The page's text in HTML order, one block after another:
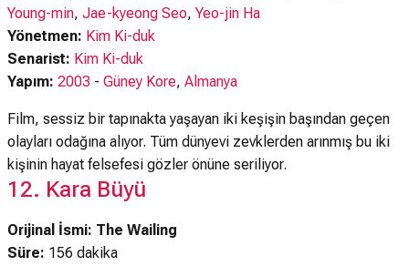
Young-min, Jae-kyeong Seo, Yeo-jin Ha
Yönetmen: Kim Ki-duk
Senarist: Kim Ki-duk
Yapım: 2003 - Güney Kore, Almanya
Film, sessiz bir tapınakta yaşayan iki keşişin başından geçen
olayları odağına alıyor. Tüm dünyevi zevklerden arınmış bu iki
kişinin hayat felsefesi gözler önüne seriliyor.
12. Kara Büyü
Orijinal İsmi: The Wailing
Süre: 156 dakika